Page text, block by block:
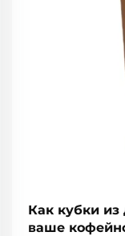
Как кубки
ваше